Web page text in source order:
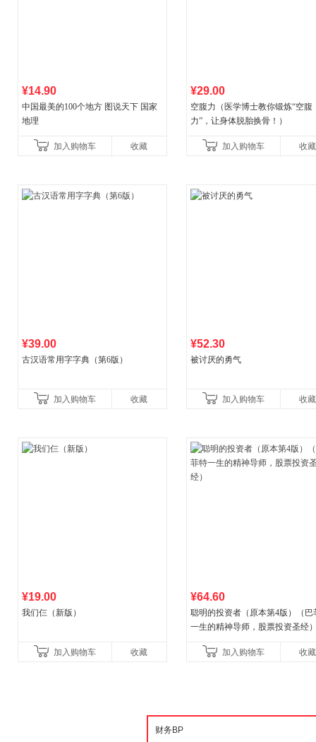
¥14.90
中国最美的100个地方 图说天下 国家
地理
加入购物车 收藏
¥29.00
空腹力（医学博士教你锻炼“空腹
力”，让身体脱胎换骨！）
加入购物车 收藏
¥39.00
古汉语常用字字典（第6版）
加入购物车 收藏
¥52.30
被讨厌的勇气
加入购物车 收藏
¥19.00
我们仨（新版）
加入购物车 收藏
¥64.60
聪明的投资者（原本第4版）（巴
一生的精神导师，股票投资圣经
加入购物车 收藏